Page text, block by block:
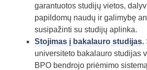
garantuotos studijų vietos,
papildomų naudų ir galimybę
susipažinti su studijų aplinka.
Stojimas į bakalauro studijas.
universiteto bakalauro studijas
BPO bendrojo priėmimo